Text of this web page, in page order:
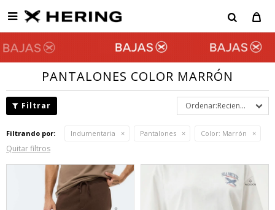

PANTALONES COLOR MARRÓN
Recientes
Filtrando por: Indumentaria Pantalones Color: Marrón
Quitar filtros